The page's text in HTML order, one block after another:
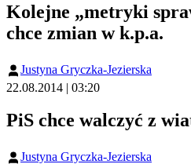
Kolejne „metryki
chce zmian w k.p.a.
Justyna Gryczka-Jezierska
22.08.2014 | 03:20
PiS chce walczyć z
Justyna Gryczka-Jezierska